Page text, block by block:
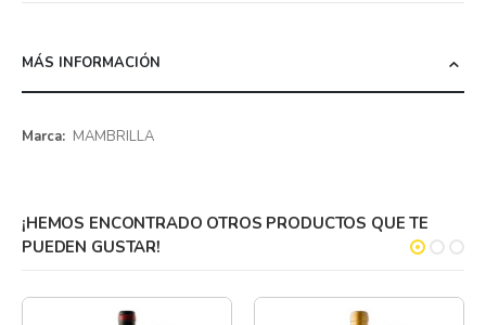
MÁS INFORMACIÓN
Más
MAMBRILLA
¡HEMOS ENCONTRADO OTROS PRODUCTOS QUE TE
PUEDEN GUSTAR!